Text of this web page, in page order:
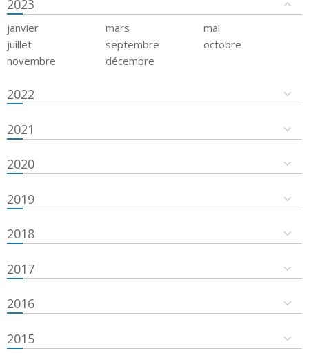
2023
janvier mars
mai
juillet
septembre
octobre
novembre
décembre
2022
2021
2020
2019
2018
2017
2016
2015